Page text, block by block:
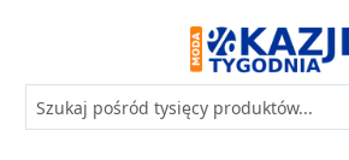
Moda
-
Okazje